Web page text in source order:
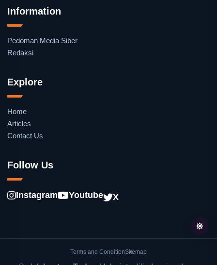
Information
Pedoman Media Siber
Redaksi
Explore
Home
Articles
Contact Us
Follow Us
Instagram Youtube X
Terms and ConditionSitemap